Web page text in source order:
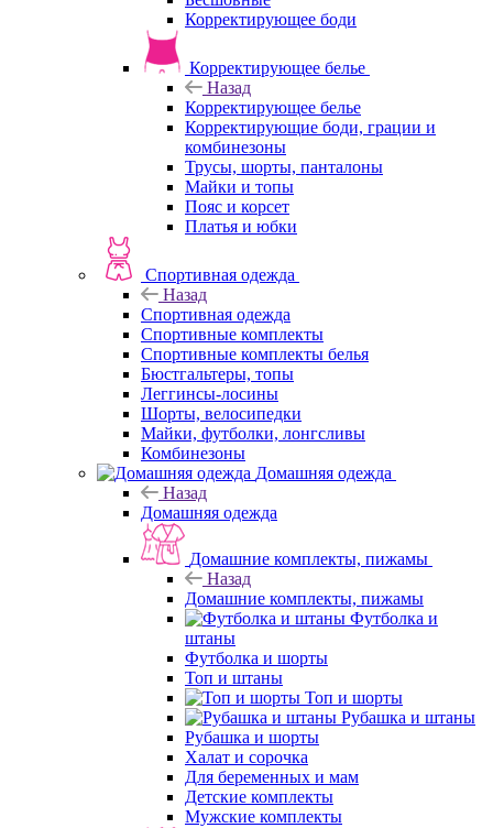
Корректирующее боди
Корректирующее белье
Назад
Корректирующее белье
Корректирующие боди, грации и
комбинезоны
Трусы, шорты, панталоны
Майки и топы
Пояс и корсет
Платья и юбки
Спортивная одежда
Назад
Спортивная одежда
Спортивные комплекты
Спортивные комплекты белья
Бюстгальтеры, топы
Леггинсы-лосины
Шорты, велосипедки
Майки, футболки, лонгсливы
Комбинезоны
Домашняя одежда
Назад
Домашняя одежда
Домашние комплекты, пижамы
Назад
Домашние комплекты, пижамы
Футболка и
штаны
Футболка и шорты
Топ и штаны
Топ и шорты
Рубашка и штаны
Рубашка и шорты
Халат и сорочка
Для беременных и мам
Детские комплекты
Мужские комплекты